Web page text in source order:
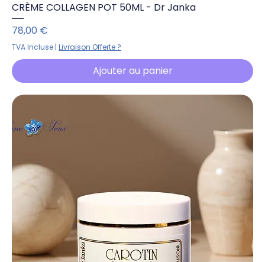
CRÈME COLLAGEN POT 50ML - Dr Janka
Prix
78,00 €
TVA Incluse | Livraison Offerte ?
Ajouter au panier